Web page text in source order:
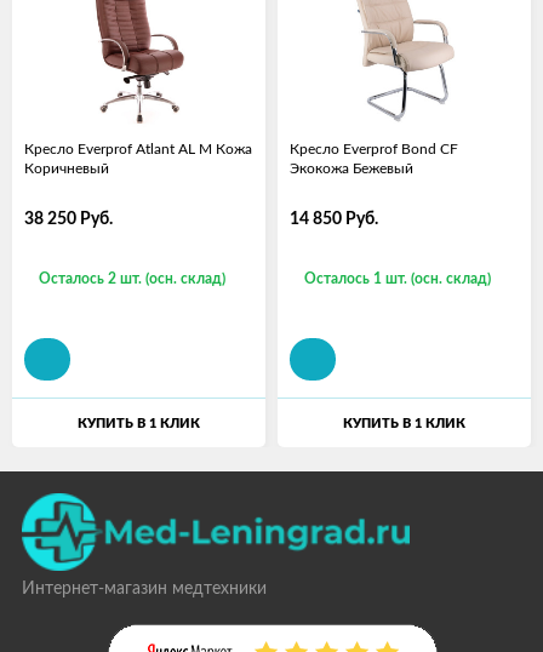
Кресло Everprof Atlant AL M Кожа
Коричневый
38 250 Руб.
Осталось 2 шт. (осн. склад)
КУПИТЬ В 1 КЛИК
Кресло Everprof Bond CF
Экокожа Бежевый
14 850 Руб.
Осталось 1 шт. (осн. склад)
КУПИТЬ В 1 КЛИК
Интернет-магазин медтехники